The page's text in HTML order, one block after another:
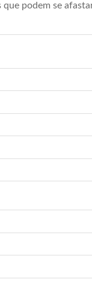
podem se